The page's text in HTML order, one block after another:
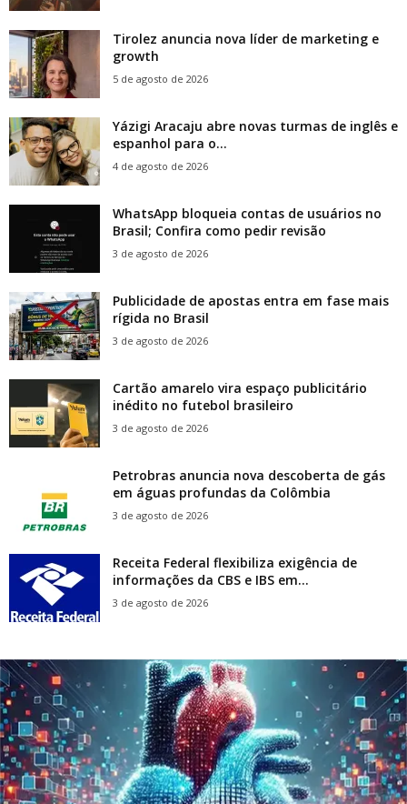
Tirolez anuncia nova líder de marketing e
growth
5 de agosto de 2026
Yázigi Aracaju abre novas turmas de inglês e
espanhol para o...
4 de agosto de 2026
WhatsApp bloqueia contas de usuários no
Brasil; Confira como pedir revisão
3 de agosto de 2026
Publicidade de apostas entra em fase mais
rígida no Brasil
3 de agosto de 2026
Cartão amarelo vira espaço publicitário
inédito no futebol brasileiro
3 de agosto de 2026
Petrobras anuncia nova descoberta de gás
em águas profundas da Colômbia
3 de agosto de 2026
Receita Federal flexibiliza exigência de
informações da CBS e IBS em...
3 de agosto de 2026